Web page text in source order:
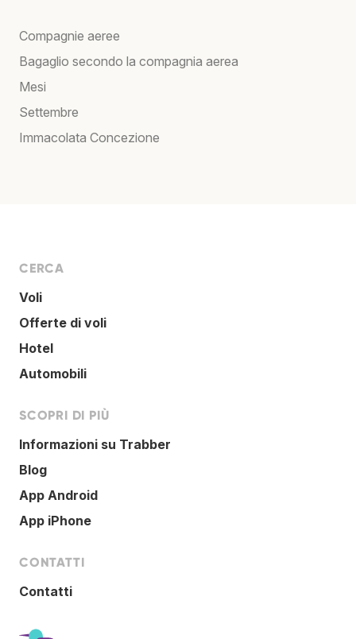
Compagnie aeree
Bagaglio secondo la compagnia aerea
Mesi
Settembre
Immacolata Concezione
CERCA
Voli
Offerte di voli
Hotel
Automobili
SCOPRI DI PIÙ
Informazioni su Trabber
Blog
App Android
App iPhone
CONTATTI
Contatti